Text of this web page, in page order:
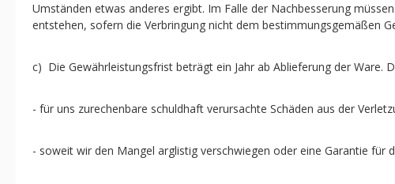
Umständen etwas anderes ergibt. Im Falle der Nachbesserung
entstehen, sofern die Verbringung nicht dem bestimmungsgemäßen
c) Die Gewährleistungsfrist beträgt ein Jahr ab Ablieferung der Ware.
- für uns zurechenbare schuldhaft verursachte Schäden aus der
- soweit wir den Mangel arglistig verschwiegen oder eine Garantie für